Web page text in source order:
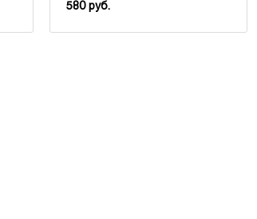
антисептическая"
580 руб.